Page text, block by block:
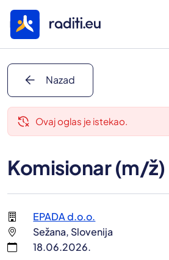
arrow_back Nazad
delete_history Ovaj oglas je istekao.
Komisionar (m/ž)
EPADA d.o.o.
Sežana, Slovenija
18.06.2026.